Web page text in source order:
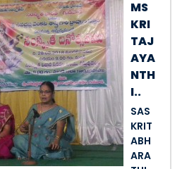
MS
KRI
TAJ
AYA
NTH
I..
SAS
KRIT
ABH
ARA